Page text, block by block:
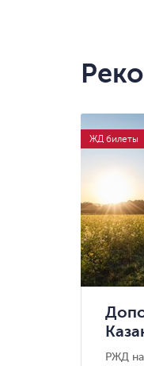
ЖД билеты
РЖД